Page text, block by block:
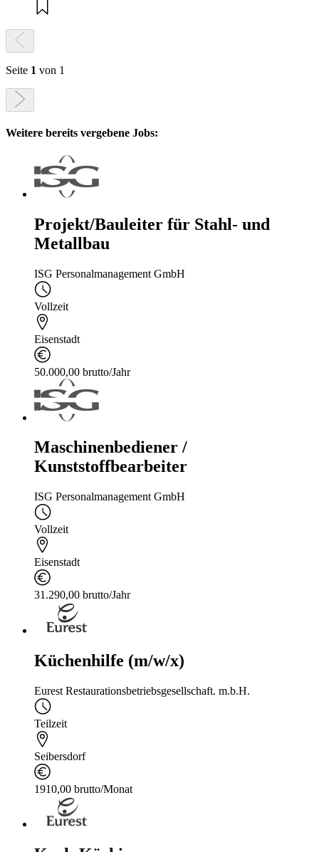
Seite 1 von 1
Weitere bereits vergebene Jobs:
Projekt/Bauleiter für Stahl- und
Metallbau
ISG Personalmanagement GmbH
Vollzeit
Eisenstadt
50.000,00 brutto/Jahr
Maschinenbediener /
Kunststoffbearbeiter
ISG Personalmanagement GmbH
Vollzeit
Eisenstadt
31.290,00 brutto/Jahr
Küchenhilfe (m/w/x)
Eurest Restaurationsbetriebsgesellschaft. m.b.H.
Teilzeit
Seibersdorf
1910,00 brutto/Monat